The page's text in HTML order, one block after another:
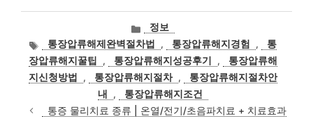
카
테
고
리
정보
태
그
통장압류해제완벽절차법 , 통장압류해지경험 ,
통
장압류해지꿀팁
, 통장압류해지성공후기 ,
통장압류해
지신청방법
, 통장압류해지절차 ,
통장압류해지절차안
내
,
통장압류해지조건
통증 물리치료 종류 | 온열/전기/초음파치료 + 치료효과